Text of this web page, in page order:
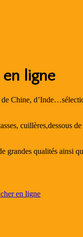
ligne
Chine,
cuillères,dessous
grandes qualités ainsi
en ligne